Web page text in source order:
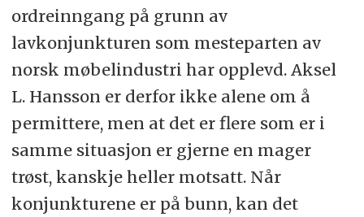
ordreinngang på grunn av
lavkonjunkturen som mesteparten av
norsk møbelindustri har opplevd. Aksel
L. Hansson er derfor ikke alene om å
permittere, men at det er flere som er i
samme situasjon er gjerne en mager
trøst, kanskje heller motsatt. Når
konjunkturene er på bunn, kan det